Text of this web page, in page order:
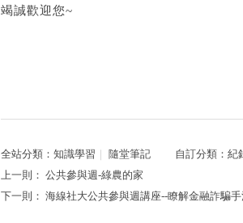
竭誠歡迎您~
全站分類： 知識學習 隨堂筆記 自訂分類： 紀
上一則： 公共參與週-綠農的家
下一則： 海線社大公共參與週講座--瞭解金融詐騙